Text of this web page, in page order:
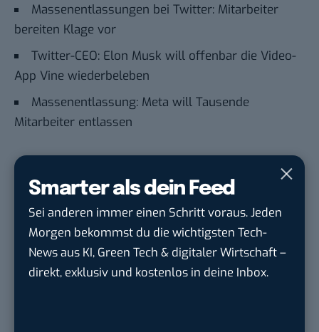
Smarter als dein Feed
Sei anderen immer einen Schritt voraus. Jeden
Morgen bekommst du die wichtigsten Tech-
News aus KI, Green Tech & digitaler Wirtschaft –
direkt, exklusiv und kostenlos in deine Inbox.
Massenentlassungen bei Twitter: Mitarbeiter
bereiten Klage vor
Twitter-CEO: Elon Musk will offenbar die Video-
App Vine wiederbeleben
Massenentlassung: Meta will Tausende
Mitarbeiter entlassen
Du möchtest nicht abgehängt werden
, wenn es um
KI, Green Tech und die Tech-Themen von Morgen
geht? Über 12.000 smarte Leser bekommen jeden
Tag UPDATE, unser Tech-Briefing mit den
wichtigsten News des Tages – und sichern sich
damit ihren Vorsprung.Hier kannst du dich